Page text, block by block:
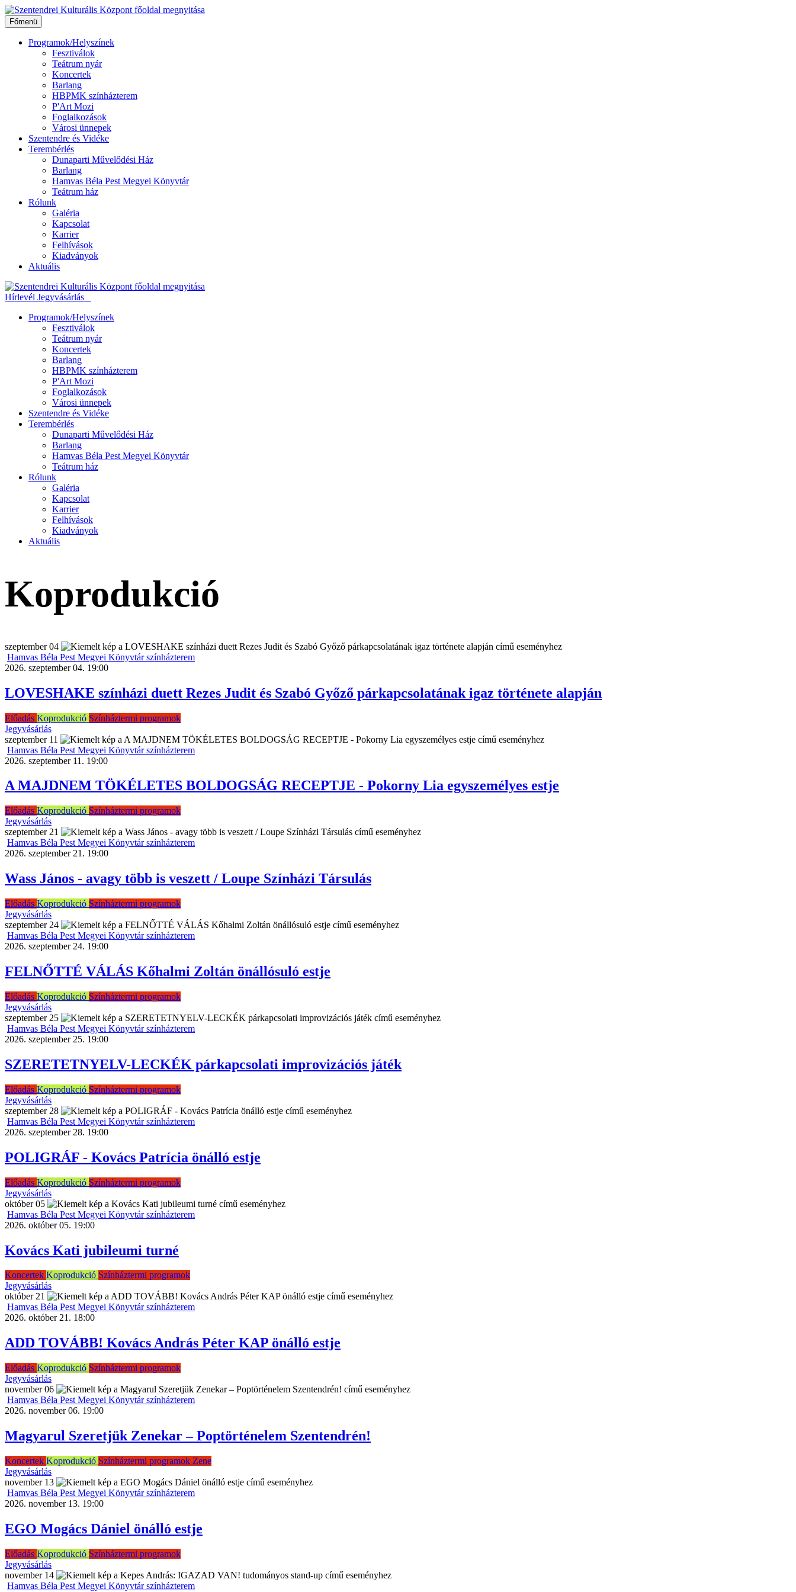
Ugrás
a
tartalomhoz
Főmenü
Programok/Helyszínek
Fesztiválok
Teátrum nyár
Koncertek
Barlang
HBPMK színházterem
P'Art Mozi
Foglalkozások
Városi ünnepek
Szentendre és Vidéke
Terembérlés
Dunaparti Művelődési Ház
Barlang
Hamvas Béla Pest Megyei Könyvtár
Teátrum ház
Rólunk
Galéria
Kapcsolat
Karrier
Felhívások
Kiadványok
Aktuális
Hírlevél Jegyvásárlás
Programok/Helyszínek
Fesztiválok
Teátrum nyár
Koncertek
Barlang
HBPMK színházterem
P'Art Mozi
Foglalkozások
Városi ünnepek
Szentendre és Vidéke
Terembérlés
Dunaparti Művelődési Ház
Barlang
Hamvas Béla Pest Megyei Könyvtár
Teátrum ház
Rólunk
Galéria
Kapcsolat
Karrier
Felhívások
Kiadványok
Aktuális
Koprodukció
szeptember 04
Hamvas Béla Pest Megyei Könyvtár színházterem
2026. szeptember 04. 19:00
LOVESHAKE színházi duett Rezes Judit és Szabó Győző párkapcsolatának igaz története alapján
Előadás Koprodukció Színháztermi programok
Jegyvásárlás
szeptember 11
Hamvas Béla Pest Megyei Könyvtár színházterem
2026. szeptember 11. 19:00
A MAJDNEM TÖKÉLETES BOLDOGSÁG RECEPTJE - Pokorny Lia egyszemélyes estje
Előadás Koprodukció Színháztermi programok
Jegyvásárlás
szeptember 21
Hamvas Béla Pest Megyei Könyvtár színházterem
2026. szeptember 21. 19:00
Wass János - avagy több is veszett / Loupe Színházi Társulás
Előadás Koprodukció Színháztermi programok
Jegyvásárlás
szeptember 24
Hamvas Béla Pest Megyei Könyvtár színházterem
2026. szeptember 24. 19:00
FELNŐTTÉ VÁLÁS Kőhalmi Zoltán önállósuló estje
Előadás Koprodukció Színháztermi programok
Jegyvásárlás
szeptember 25
Hamvas Béla Pest Megyei Könyvtár színházterem
2026. szeptember 25. 19:00
SZERETETNYELV-LECKÉK párkapcsolati improvizációs játék
Előadás Koprodukció Színháztermi programok
Jegyvásárlás
szeptember 28
Hamvas Béla Pest Megyei Könyvtár színházterem
2026. szeptember 28. 19:00
POLIGRÁF - Kovács Patrícia önálló estje
Előadás Koprodukció Színháztermi programok
Jegyvásárlás
október 05
Hamvas Béla Pest Megyei Könyvtár színházterem
2026. október 05. 19:00
Kovács Kati jubileumi turné
Koncertek Koprodukció Színháztermi programok
Jegyvásárlás
október 21
Hamvas Béla Pest Megyei Könyvtár színházterem
2026. október 21. 18:00
ADD TOVÁBB! Kovács András Péter KAP önálló estje
Előadás Koprodukció Színháztermi programok
Jegyvásárlás
november 06
Hamvas Béla Pest Megyei Könyvtár színházterem
2026. november 06. 19:00
Magyarul Szeretjük Zenekar – Poptörténelem Szentendrén!
Koncertek Koprodukció Színháztermi programok Zene
Jegyvásárlás
november 13
Hamvas Béla Pest Megyei Könyvtár színházterem
2026. november 13. 19:00
EGO Mogács Dániel önálló estje
Előadás Koprodukció Színháztermi programok
Jegyvásárlás
november 14
Hamvas Béla Pest Megyei Könyvtár színházterem